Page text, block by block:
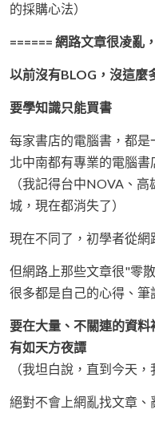
的採購心法）
====== 網路文章很凌亂
以前沒有BLOG，沒這麼
要學知識只能買書
每家書店的電腦書，都是
北中南都有專業的電腦書
（我記得台中NOVA、
城，現在都消失了）
現在不同了，初學者從網
但網路上那些文章很"零
很多都是自己的心得、
要在大量、不關連的資料
有如天方夜譚
（我坦白說，直到今天
絕對不會上網亂找文章、